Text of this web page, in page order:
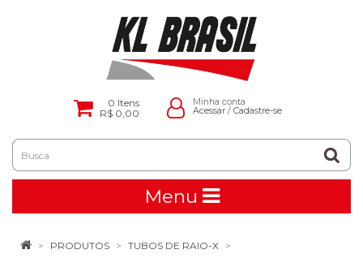
0 Itens
R$ 0,00
Minha conta
Acessar/ Cadastre-se
Menu
PRODUTOS TUBOS DE RAIO-X